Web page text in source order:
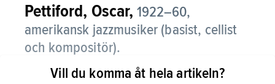
Pettiford, Oscar, 1922–60,
amerikansk jazzmusiker (basist, cellist
och kompositör).
Med sin virtuosa teknik och sitt melodiska
Vill du komma åt hela artikeln?